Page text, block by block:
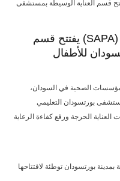
تجمع الأطباء السودانيين بأمريكا (SAPA) يفتتح قسم
للأطفال
الصحية في السودان،
بورتسودان التعليمي
الحرجة ورفع كفاءة الرعاية